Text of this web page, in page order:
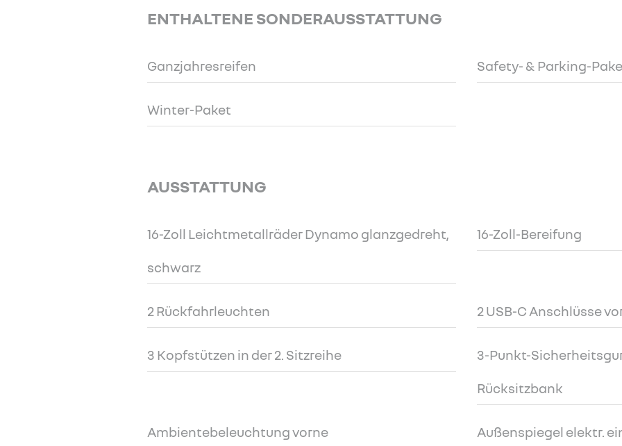
ENTHALTENE SONDERAUSSTATTUNG
Ganzjahresreifen Safety- & Parking-
Winter-Paket
AUSSTATTUNG
16-Zoll Leichtmetallräder Dynamo glanzgedreht,
schwarz
16-Zoll-Bereifung
2 Rückfahrleuchten 2 USB-C Anschlüsse
3 Kopfstützen in der 2. Sitzreihe 3-Punkt-
Rücksitzbank
Ambientebeleuchtung vorne Außenspiegel elektr.